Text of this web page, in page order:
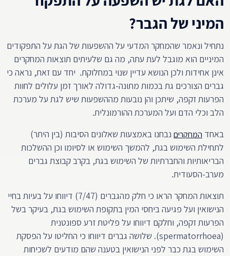
המיני של הגבר?
נתחיל ונאמר שהמחקר המדעי על ההשפעות של הגת על התפקודים
המיניים הוא מוגבל לעת עתה, מה גם שלעיתים תוצאות המחקרים
אינן אחידות ולכן הנושא עדיין שנוי במחלוקת. יחד עם זאת, נראה כי
גברים הצורכים גת בכמות מתונה-גדולה לאורך זמן עלולים לחוות
הפרעות זקפה, שיתכן והן נובעות מההשפעות שיש לגת על מערכת
הלב וכלי הדם ועל המערכת ההורמונלית.
באחד המחקרים נבחנו באמצעות שאלונים הסיבות (בין היתר)
לתחילת השימוש בגת, להמשך השימוש או לסיומו וכן ההשלכות
הבריאותיות והחברתיות של השימוש בגת, בקרב קבוצת גברים
מערב-הסעודית.
תוצאות המחקר הראו כי חלק מהגברים (7/47) דיווחו על בעיות בחיי
הנישואין ועל פגיעה ביחסי המין בתקופת השימוש בגת, בעיקר בשל
הפרעות זקפה, וחלקם דיווחו על פליטת זרע ספונטנית
(spermatorrhoea). שלושה גברים דיווחו כי החליטו על הפסקת
השימוש בגת כבר לפני הנישואין בטענה שהם מודעים לשכיחות